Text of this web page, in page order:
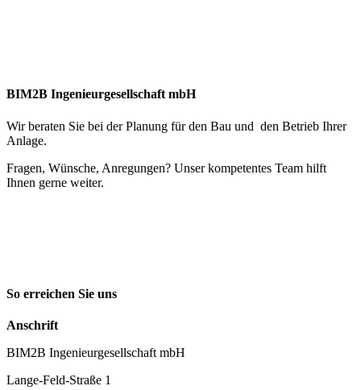
BIM2B Ingenieurgesellschaft mbH
Wir beraten Sie bei der Planung für den Bau und den Betrieb Ihrer
Anlage.
Fragen, Wünsche, Anregungen? Unser kompetentes Team hilft
Ihnen gerne weiter.
So erreichen Sie uns
Anschrift
BIM2B Ingenieurgesellschaft mbH
Lange-Feld-Straße 1